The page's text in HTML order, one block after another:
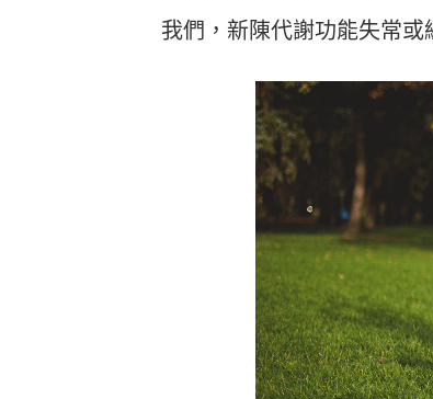
我們，新陳代謝功能失常或